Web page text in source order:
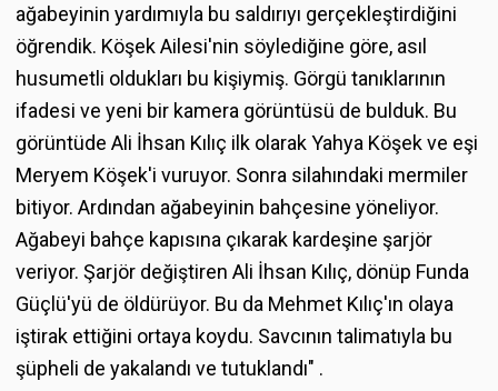
ağabeyinin yardımıyla bu saldırıyı gerçekleştirdiğini
öğrendik. Köşek Ailesi'nin söylediğine göre, asıl
husumetli oldukları bu kişiymiş. Görgü tanıklarının
ifadesi ve yeni bir kamera görüntüsü de bulduk. Bu
görüntüde Ali İhsan Kılıç ilk olarak Yahya Köşek ve eşi
Meryem Köşek'i vuruyor. Sonra silahındaki mermiler
bitiyor. Ardından ağabeyinin bahçesine yöneliyor.
Ağabeyi bahçe kapısına çıkarak kardeşine şarjör
veriyor. Şarjör değiştiren Ali İhsan Kılıç, dönüp Funda
Güçlü'yü de öldürüyor. Bu da Mehmet Kılıç'ın olaya
iştirak ettiğini ortaya koydu. Savcının talimatıyla bu
şüpheli de yakalandı ve tutuklandı" .